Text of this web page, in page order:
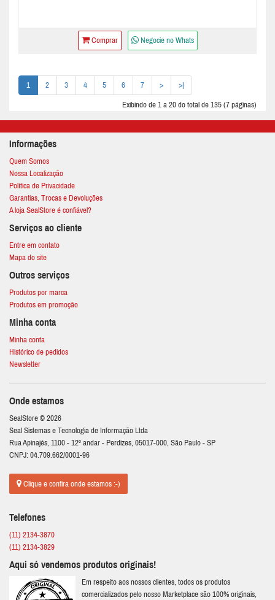
Comprar Negocie no Whats
1 2 3 4 5 6 7 > >|
Exibindo de 1 a 20 do total de 135 (7 páginas)
Informações
Quem Somos
Nossa Localização
Política de Privacidade
Garantias, Trocas e Devoluções
A loja SealStore é confiável?
Serviços ao cliente
Entre em contato
Mapa do site
Outros serviços
Produtos por marca
Produtos em promoção
Minha conta
Minha conta
Histórico de pedidos
Newsletter
Onde estamos
SealStore © 2026
Seal Sistemas e Tecnologia de Informação Ltda
Rua Apinajés, 1100 - 12º andar - Perdizes, 05017-000, São Paulo - SP
CNPJ: 04.709.662/0001-96
Clique e confira onde estamos :-)
Telefones
(11) 2134-3870
(11) 2134-3829
Aqui só vendemos produtos originais!
Em respeito aos nossos clientes, todos os produtos
comercializados pelo nosso Marketplace são 100% originais,